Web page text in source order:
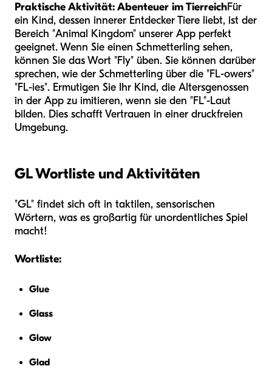
Praktische Aktivität: Abenteuer im TierreichFür
ein Kind, dessen innerer Entdecker Tiere liebt, ist der
Bereich "Animal Kingdom" unserer App perfekt
geeignet. Wenn Sie einen Schmetterling sehen,
können Sie das Wort "Fly" üben. Sie können darüber
sprechen, wie der Schmetterling über die "FL-owers"
"FL-ies". Ermutigen Sie Ihr Kind, die Altersgenossen
in der App zu imitieren, wenn sie den "FL"-Laut
bilden. Dies schafft Vertrauen in einer druckfreien
Umgebung.
GL Wortliste und Aktivitäten
"GL" findet sich oft in taktilen, sensorischen
Wörtern, was es großartig für unordentliches Spiel
macht!
Wortliste:
Glue
Glass
Glow
Glad